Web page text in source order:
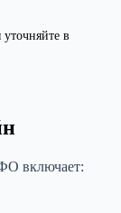
в
включает: